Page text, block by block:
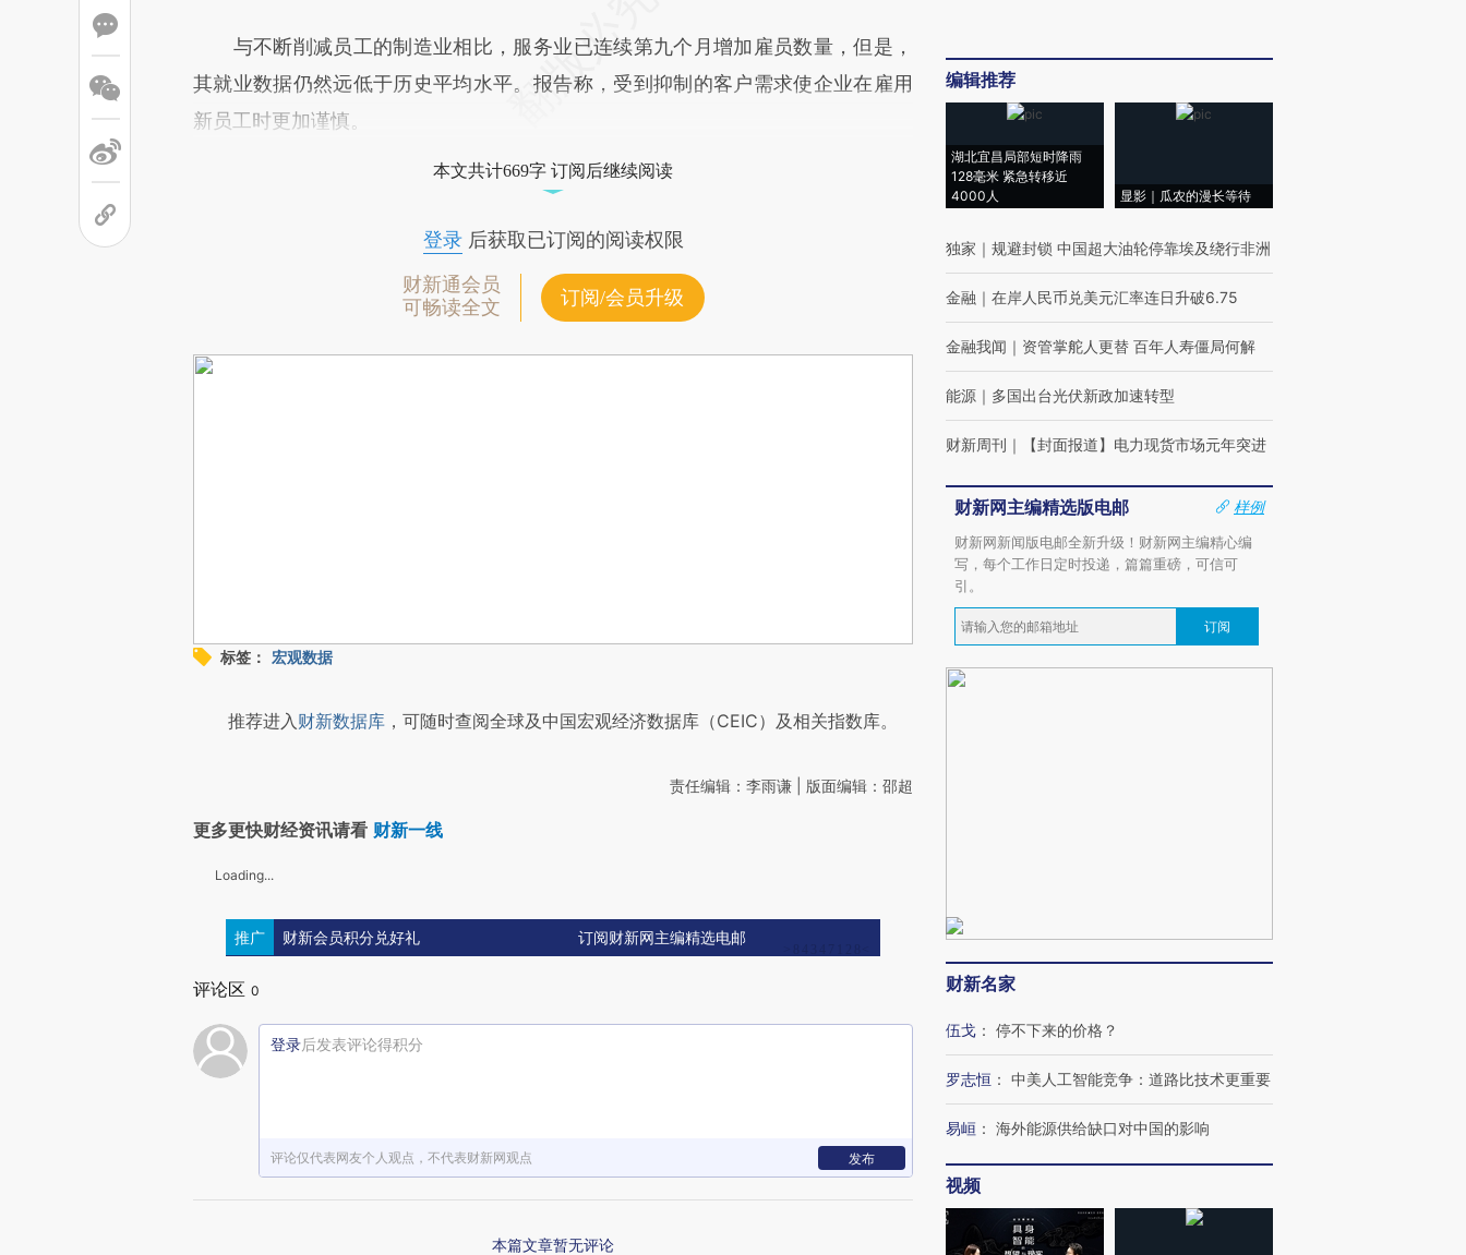
与不断削减员工的制造业相比，服务业已连续第九个月增加雇员数量，但是，
其就业数据仍然远低于历史平均水平。报告称，受到抑制的客户需求使企业在雇用
新员工时更加谨慎。
本文共计669字 订阅后继续阅读
登录后获取已订阅的阅读权限
财新通会员
可畅读全文
订阅/会员升级
标签： 宏观数据
推荐进入财新数据库 ，可随时查阅全球及中国宏观经济数据库（CEIC）及相关指数库。
责任编辑：李雨谦 | 版面编辑：邵超
更多更快财经资讯请看 财新一线
Loading...
推广 财新会员积分兑好礼 订阅财新网主编精选电邮
评论区 0
登录后发表评论得积分
评论仅代表网友个人观点，不代表财新网观点 发布
本篇文章暂无评论
编辑推荐
湖北宜昌局部短时降雨
128毫米 紧急转移近
4000人
显影｜瓜农的漫长等待
独家 ｜ 规避封锁 中国超大油轮停靠埃及绕行非洲
金融 ｜ 在岸人民币兑美元汇率连日升破6.75
金融我闻 ｜ 资管掌舵人更替 百年人寿僵局何解
能源 ｜ 多国出台光伏新政加速转型
财新周刊 ｜ 【封面报道】电力现货市场元年突进
财新网主编精选版电邮
样例
财新网新闻版电邮全新升级！财新网主编精心编
写，每个工作日定时投递，篇篇重磅，可信可
引。
订阅
财新名家
伍戈 ： 停不下来的价格？
罗志恒 ： 中美人工智能竞争：道路比技术更重要
易峘 ： 海外能源供给缺口对中国的影响
视频